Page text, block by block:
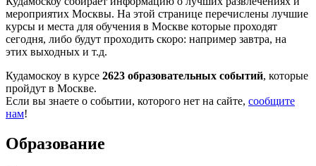
мероприятих Москвы. На этой странице перечислены лучшие
курсы и места для обучения в Москве которые проходят
сегодня, либо будут проходить скоро: например завтра, на
этих выходных и т.д.
Кудамоскоу в курсе 2623 образовательных событий, которые
пройдут в Москве.
Если вы знаете о событии, которого нет на сайте, сообщите
нам!
Образование